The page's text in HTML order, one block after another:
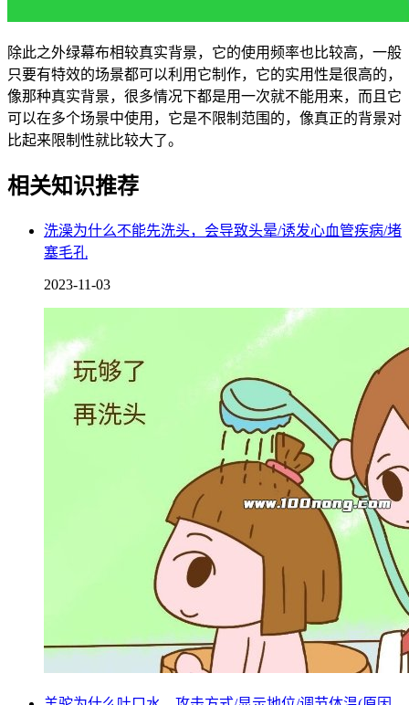
除此之外绿幕布相较真实背景，它的使用频率也比较高，一般
只要有特效的场景都可以利用它制作，它的实用性是很高的，
像那种真实背景，很多情况下都是用一次就不能用来，而且它
可以在多个场景中使用，它是不限制范围的，像真正的背景对
比起来限制性就比较大了。
相关知识推荐
洗澡为什么不能先洗头，会导致头晕/诱发心血管疾病/堵
塞毛孔
2023-11-03